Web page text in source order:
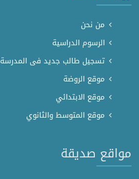
من نحن
الرسوم الدراسية
تسجيل طالب جديد فى المدرسة
موقع الروضة
موقع الابتدائي
موقع المتوسط والثانوي
مواقع صديقة